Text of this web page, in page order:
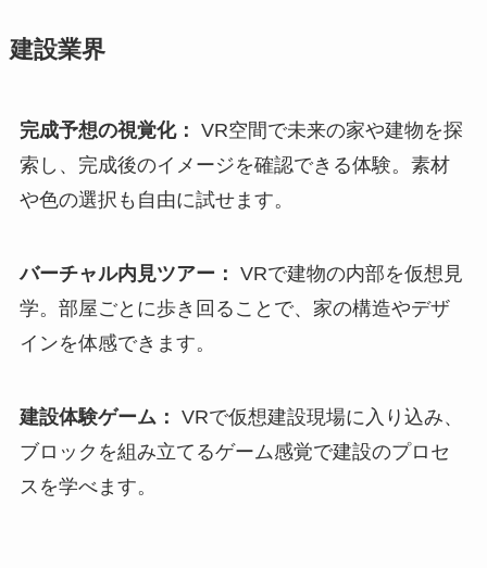
建設業界
完成予想の視覚化： VR空間で未来の家や建物を探
索し、完成後のイメージを確認できる体験。素材
や色の選択も自由に試せます。
バーチャル内見ツアー： VRで建物の内部を仮想見
学。部屋ごとに歩き回ることで、家の構造やデザ
インを体感できます。
建設体験ゲーム： VRで仮想建設現場に入り込み、
ブロックを組み立てるゲーム感覚で建設のプロセ
スを学べます。